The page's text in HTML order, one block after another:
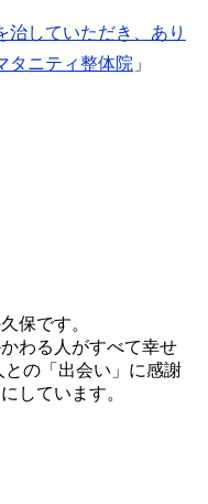
治していただき、あり
タニティ整体院 」
保です。
わる人がすべて幸せ
の「出会い」に感謝
しています。